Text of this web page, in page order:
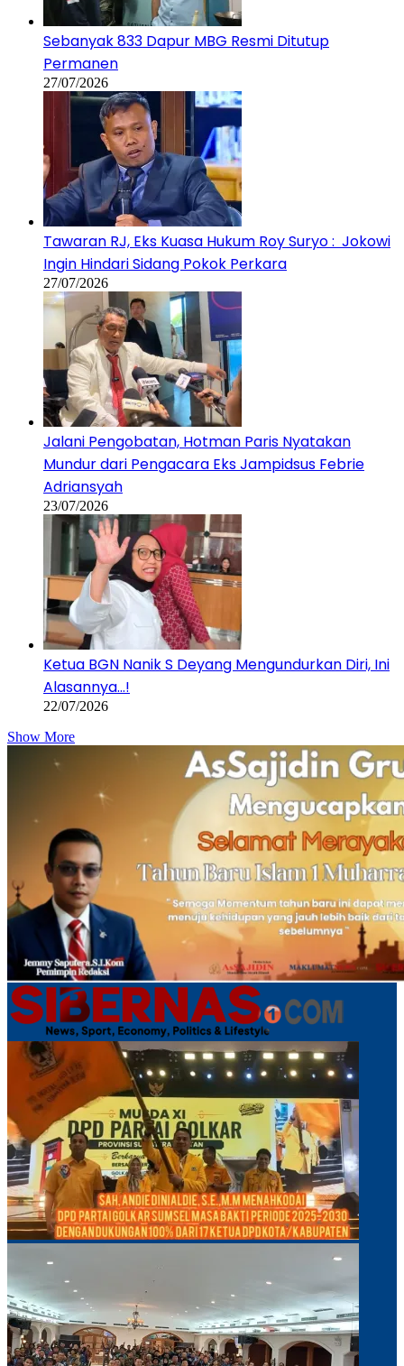
Sebanyak 833 Dapur MBG Resmi Ditutup
Permanen
27/07/2026
Tawaran RJ, Eks Kuasa Hukum Roy Suryo : Jokowi
Ingin Hindari Sidang Pokok Perkara
27/07/2026
Jalani Pengobatan, Hotman Paris Nyatakan
Mundur dari Pengacara Eks Jampidsus Febrie
Adriansyah
23/07/2026
Ketua BGN Nanik S Deyang Mengundurkan Diri, Ini
Alasannya…!
22/07/2026
Show More